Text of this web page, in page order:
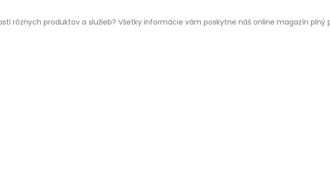
rôznych produktov a služieb? Všetky informácie vám poskytne náš online magazín